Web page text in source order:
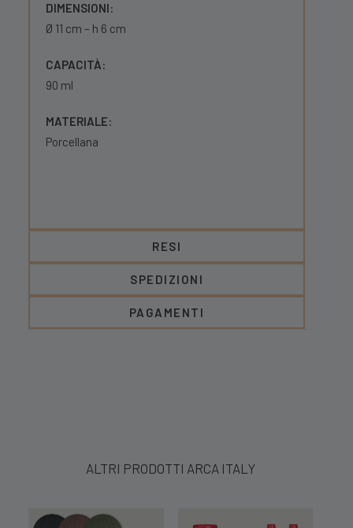
DIMENSIONI:
Ø 11 cm – h 6 cm
CAPACITÀ:
90 ml
MATERIALE:
Porcellana
RESI
SPEDIZIONI
PAGAMENTI
ALTRI PRODOTTI ARCA ITALY